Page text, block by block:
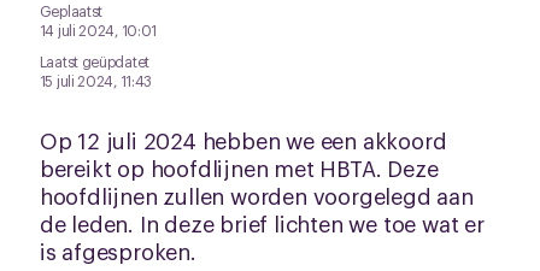
Geplaatst
14 juli 2024, 10:01
Laatst geüpdatet
15 juli 2024, 11:43
Op 12 juli 2024 hebben we een akkoord
bereikt op hoofdlijnen met HBTA. Deze
hoofdlijnen zullen worden voorgelegd aan
de leden. In deze brief lichten we toe wat er
is afgesproken.